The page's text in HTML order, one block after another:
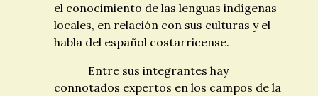
el conocimiento de las lenguas indígenas
locales, en relación con sus culturas y el
habla del español costarricense.
Entre sus integrantes hay
connotados expertos en los campos de la